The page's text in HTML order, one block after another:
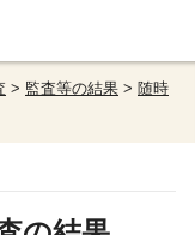
> 監査等の結果 > 随時